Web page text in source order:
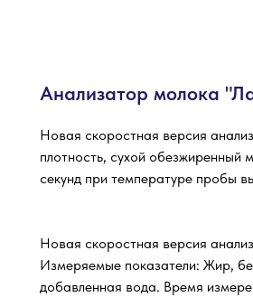
Анализатор молока
Новая скоростная версия
плотность, сухой
секунд при температуре пробы
Новая скоростная версия
Измеряемые показатели: Жир,
добавленная вода. Время